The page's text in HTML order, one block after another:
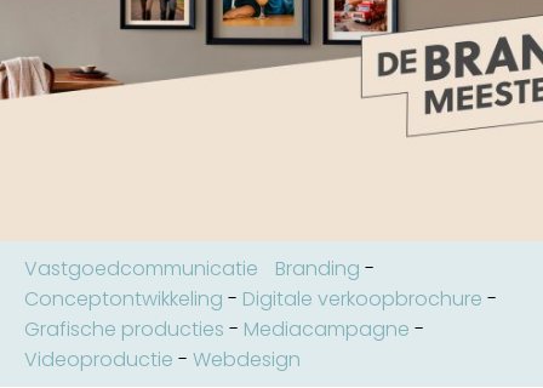
Vastgoedcommunicatie Branding -
Conceptontwikkeling - Digitale verkoopbrochure -
Grafische producties - Mediacampagne -
Videoproductie - Webdesign